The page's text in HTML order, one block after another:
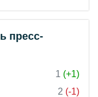
пресс-
1 (+1)
2 (-1)